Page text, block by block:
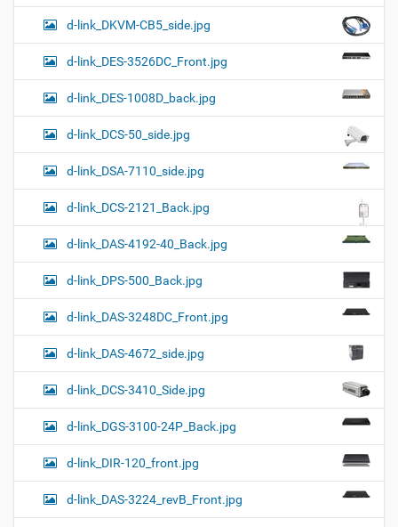
d-link_DKVM-CB5_side.jpg
d-link_DES-3526DC_Front.jpg
d-link_DES-1008D_back.jpg
d-link_DCS-50_side.jpg
d-link_DSA-7110_side.jpg
d-link_DCS-2121_Back.jpg
d-link_DAS-4192-40_Back.jpg
d-link_DPS-500_Back.jpg
d-link_DAS-3248DC_Front.jpg
d-link_DAS-4672_side.jpg
d-link_DCS-3410_Side.jpg
d-link_DGS-3100-24P_Back.jpg
d-link_DIR-120_front.jpg
d-link_DAS-3224_revB_Front.jpg